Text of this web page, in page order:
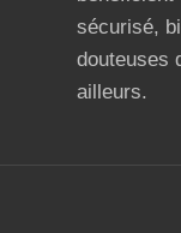
sécurisé,
douteuses
ailleurs.